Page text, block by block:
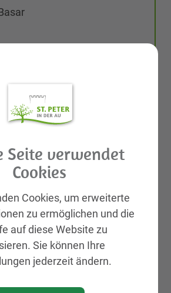
Gebiete
& Dorf
Seite verwendet
Cookies
Cookies, um erweiterte
zu ermöglichen und die
auf diese Website zu
Sie können Ihre
jederzeit ändern.